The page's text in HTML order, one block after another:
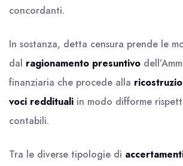
concordanti.
In sostanza, detta censura prende le
dal ragionamento presuntivo
finanziaria che procede alla
voci reddituali in modo difforme
contabili.
Tra le diverse tipologie di